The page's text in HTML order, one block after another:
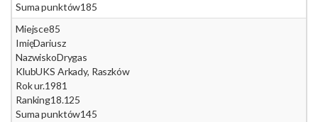
Suma punktów185
Miejsce85
ImięDariusz
NazwiskoDrygas
KlubUKS Arkady, Raszków
Rok ur.1981
Ranking18.125
Suma punktów145